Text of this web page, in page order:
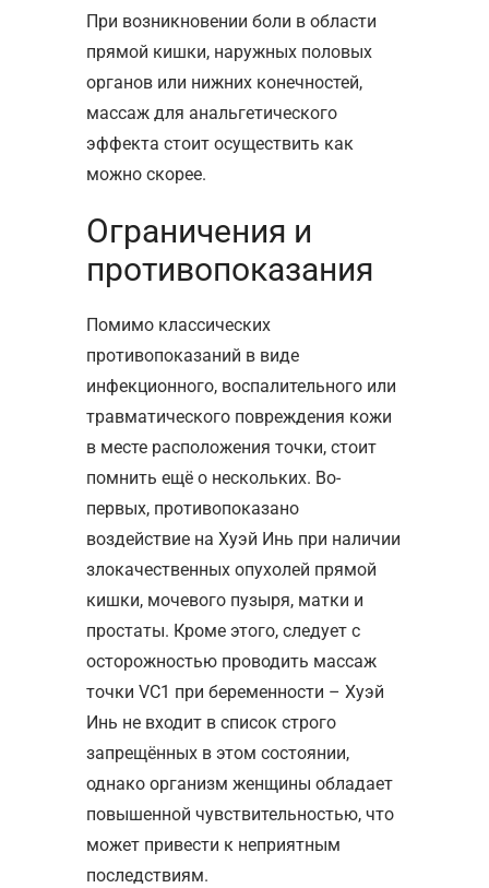
При возникновении боли в области
прямой кишки, наружных половых
органов или нижних конечностей,
массаж для анальгетического
эффекта стоит осуществить как
можно скорее.
Ограничения и
противопоказания
Помимо классических
противопоказаний в виде
инфекционного, воспалительного или
травматического повреждения кожи
в месте расположения точки, стоит
помнить ещё о нескольких. Во-
первых, противопоказано
воздействие на Хуэй Инь при наличии
злокачественных опухолей прямой
кишки, мочевого пузыря, матки и
простаты. Кроме этого, следует с
осторожностью проводить массаж
точки VC1 при беременности – Хуэй
Инь не входит в список строго
запрещённых в этом состоянии,
однако организм женщины обладает
повышенной чувствительностью, что
может привести к неприятным
последствиям.